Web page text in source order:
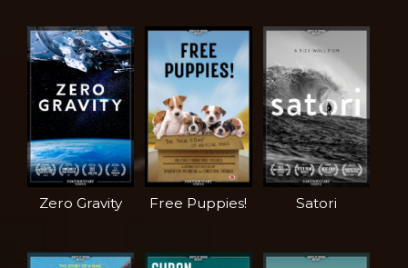
Zero Gravity Free Puppies! Satori